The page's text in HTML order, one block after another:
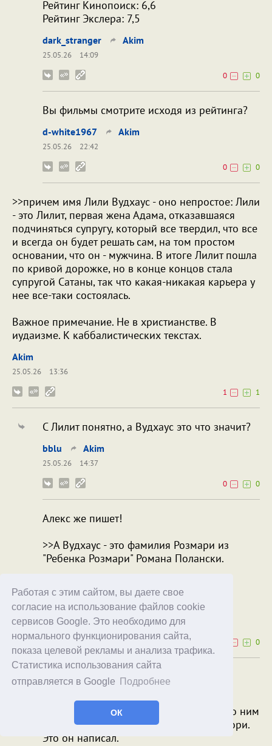
Работая с этим сайтом, вы даете свое
согласие на использование файлов cookie
сервисов Google. Это необходимо для
нормального функционирования сайта,
показа целевой рекламы и анализа трафика.
Статистика использования сайта
отправляется в Google
Подробнее
ОК
Рейтинг Кинопоиск: 6,6
Рейтинг Экслера: 7,5
dark_stranger Akim
25.05.26
14:09
0
0
Вы фильмы смотрите исходя из рейтинга?
d-white1967 Akim
25.05.26
22:42
0
0
>>причем имя Лили Вудхаус - оно непростое: Лили
- это Лилит, первая жена Адама, отказавшаяся
подчиняться супругу, который все твердил, что все
и всегда он будет решать сам, на том простом
основании, что он - мужчина. В итоге Лилит пошла
по кривой дорожке, но в конце концов стала
супругой Сатаны, так что какая-никакая карьера у
нее все-таки состоялась.
Важное примечание. Не в христианстве. В
иудаизме. К каббалистических текстах.
Akim
25.05.26
13:36
1
1
С Лилит понятно, а Вудхаус это что значит?
bblu Akim
25.05.26
14:37
0
0
Алекс же пишет!
>>А Вудхаус - это фамилия Розмари из
"Ребенка Розмари" Романа Полански.
Тут всё и так понятно!
Akim bblu
25.05.26
15:26
0
С Лилит понятно, а Вудхаус это что
Серию книг "Дживз и Вустер" знаете? По ним
еще был выпущен сериал с Фраем и Лори.
Это он написал.